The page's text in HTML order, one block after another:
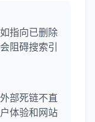
指向已删除
阻碍搜索引
部死链不直
体验和网站